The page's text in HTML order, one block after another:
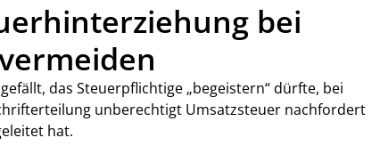
bei
das Steuerpflichtige „begeistern“ dürfte, bei
unberechtigt Umsatzsteuer nachfordert
hat.